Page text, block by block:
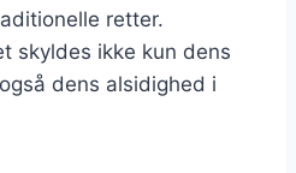
retter.
skyldes ikke kun dens
dens alsidighed i